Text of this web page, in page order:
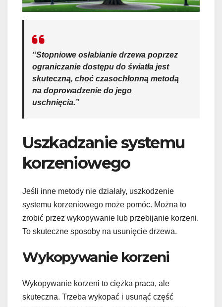
“Stopniowe osłabianie drzewa poprzez
ograniczanie dostępu do światła jest
skuteczną, choć czasochłonną metodą
na doprowadzenie do jego
uschnięcia.”
Uszkadzanie systemu
korzeniowego
Jeśli inne metody nie działały, uszkodzenie
systemu korzeniowego może pomóc. Można to
zrobić przez wykopywanie lub przebijanie korzeni.
To skuteczne sposoby na usunięcie drzewa.
Wykopywanie korzeni
Wykopywanie korzeni to ciężka praca, ale
skuteczna. Trzeba wykopać i usunąć część